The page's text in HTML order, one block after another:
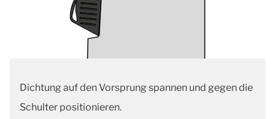
Dichtung auf den Vorsprung spannen und gegen die
Schulter positionieren.